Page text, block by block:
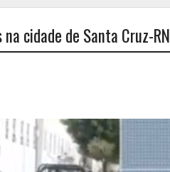
cidade de Santa Cruz-RN